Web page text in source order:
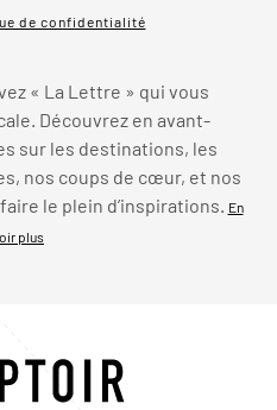
de confidentialité
« La Lettre » qui vous
Découvrez en avant-
sur les destinations, les
nos coups de cœur, et nos
le plein d’inspirations. En
plus